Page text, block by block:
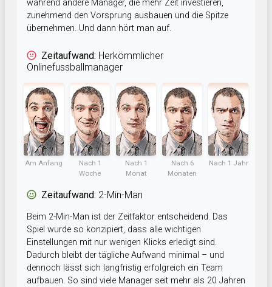
während andere Manager, die mehr Zeit investieren,
zunehmend den Vorsprung ausbauen und die Spitze
übernehmen. Und dann hört man auf.
Zeitaufwand: Herkömmlicher
Onlinefussballmanager
Am Anfang
Nach 1
Woche
Nach 1
Monat
Nach 6
Monaten
Nach 1 Jahr
Zeitaufwand: 2-Min-Man
Beim 2-Min-Man ist der Zeitfaktor entscheidend. Das
Spiel wurde so konzipiert, dass alle wichtigen
Einstellungen mit nur wenigen Klicks erledigt sind.
Dadurch bleibt der tägliche Aufwand minimal – und
dennoch lässt sich langfristig erfolgreich ein Team
aufbauen. So sind viele Manager seit mehr als 20 Jahren